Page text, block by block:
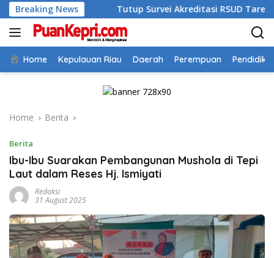
Skip
to
content
Breaking NewsTutup Survei Akreditasi RSUD Tarempa, Bupati
Home Kepulauan Riau Daerah Perempuan
Home Berita
Berita
Ibu-Ibu Suarakan Pembangunan Mushola di Tepi
Laut dalam Reses Hj. Ismiyati
Redaksi
31 August 2025